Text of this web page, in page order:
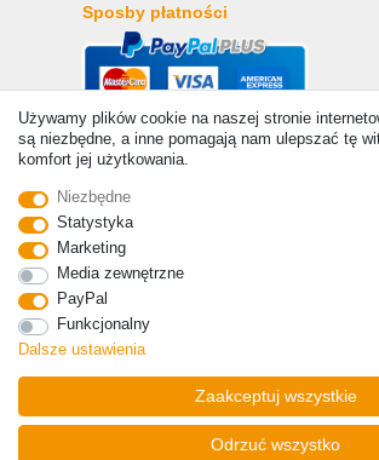
Sposby płatności
© Copyright 2026 | Wszelkie prawa zastrzezone. - Ceny
zawierają ustawę 19% VAT Ceny podstawowe zobacz
artykułu | * Dotyczy dostaw do Polski!
Odstąp od umowy tutaj
Używamy plików cookie na naszej stronie
są niezbędne, a inne pomagają nam ulepszać tę
komfort jej użytkowania.
Niezbędne
Statystyka
Marketing
Media zewnętrzne
PayPal
Funkcjonalny
Dalsze ustawienia
Zaakceptuj wszystkie
Odrzuć wszystko